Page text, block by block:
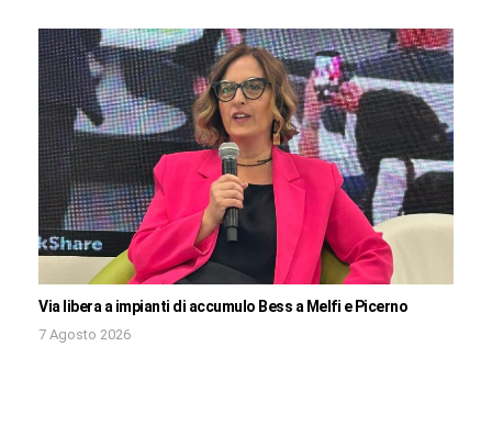
Via libera a impianti di accumulo Bess a Melfi e Picerno
7 Agosto 2026